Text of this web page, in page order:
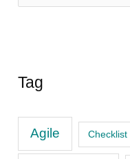
o
c
e
Tag
Agile Checklist